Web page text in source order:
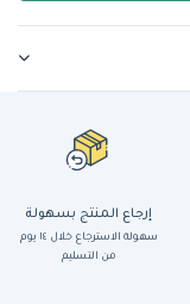
إرجاع المنتج بسهولة
سهولة الاسترجاع خلال ١٤ يوم
من التسليم